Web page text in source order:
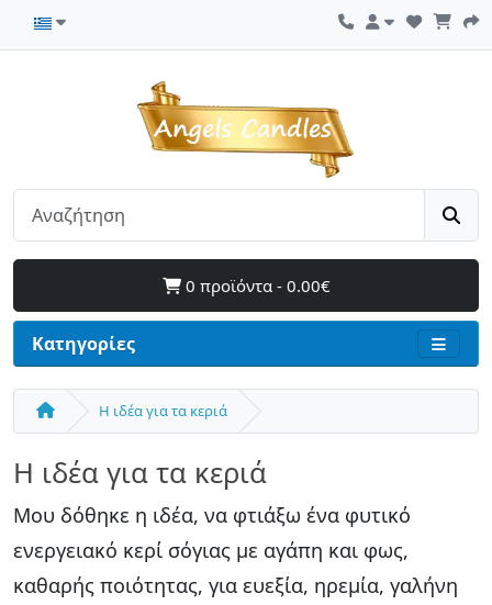
0 προϊόντα - 0.00€
Κατηγορίες
Η ιδέα για τα κεριά
Η ιδέα για τα κεριά
Μου δόθηκε η ιδέα, να φτιάξω ένα φυτικό
ενεργειακό κερί σόγιας με αγάπη και φως,
καθαρής ποιότητας, για ευεξία, ηρεμία, γαλήνη